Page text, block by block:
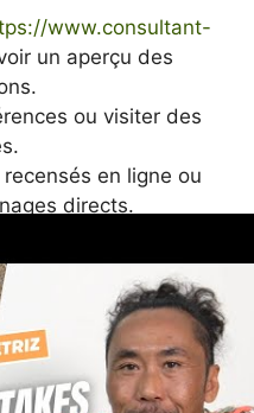
www.consultant-
un aperçu des
ou visiter des
en ligne ou
directs.
capable de
et à votre budget.
Conséquence